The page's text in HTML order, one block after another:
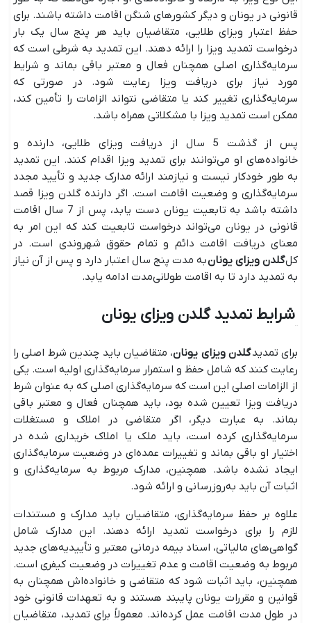
قانونی در یونان و دیگر کشورهای شنگن اقامت داشته باشند. برای
حفظ اعتبار ویزای طلایی، متقاضیان باید هر پنج سال یک بار
درخواست تمدید ویزا را ارائه دهند. این تمدید به شرطی است که
سرمایه‌گذاری اصلی همچنان فعال و معتبر باقی بماند و شرایط
مورد نیاز برای دریافت ویزا رعایت شود. در صورتی که
سرمایه‌گذاری تغییر کند یا متقاضی نتواند الزامات را تأمین کند،
ممکن است تمدید ویزا با مشکلاتی همراه باشد.
پس از گذشت 5 سال از دریافت ویزای طلایی، دارنده و
خانواده‌های او می‌توانند برای تمدید ویزا اقدام کنند. این تمدید
به طور خودکار نیست و نیازمند ارائه مدارک جدید و تأیید مجدد
سرمایه‌گذاری و وضعیت اقامت است. اگر دارنده گلدن ویزا قصد
داشته باشد به تابعیت یونان دست یابد، پس از 7 سال اقامت
قانونی در یونان می‌تواند درخواست تابعیت کند که این امر به
معنای دریافت اقامت دائم و تمام حقوق شهروندی است. در
کلگلدن ویزای یونانبه مدت پنج سال اعتبار دارد و پس از آن نیاز
به تمدید دارد تا به اقامت طولانی‌مدت ادامه یابد.
شرایط تمدید گلدن ویزای یونان
برای تمدیدگلدن ویزای یونان، متقاضیان باید چندین شرط اصلی را
رعایت کنند که شامل حفظ و استمرار سرمایه‌گذاری اولیه است. یکی
از الزامات اصلی این است که سرمایه‌گذاری اصلی که به عنوان شرط
دریافت ویزا تعیین شده بود، باید همچنان فعال و معتبر باقی
بماند. به عبارت دیگر، اگر متقاضی در املاک و مستغلات
سرمایه‌گذاری کرده است، باید ملک یا املاک خریداری شده در
اختیار او باقی بماند و تغییرات عمده‌ای در وضعیت سرمایه‌گذاری
ایجاد نشده باشد. همچنین، مدارک مربوط به سرمایه‌گذاری و
اثبات آن باید به‌روزرسانی و ارائه شود.
علاوه بر حفظ سرمایه‌گذاری، متقاضیان باید مدارک و مستندات
لازم را برای درخواست تمدید ارائه دهند. این مدارک شامل
گواهی‌های مالیاتی، اسناد بیمه درمانی معتبر و تأییدیه‌های جدید
مربوط به وضعیت اقامت و عدم تغییرات در وضعیت کیفری است.
همچنین، باید اثبات شود که متقاضی و خانواده‌اش همچنان به
قوانین و مقررات یونان پایبند هستند و به تعهدات قانونی خود
در طول مدت اقامت عمل کرده‌اند. معمولاً برای تمدید، متقاضیان